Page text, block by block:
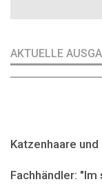
AKTUELLE
Katzenhaare
Fachhändler: